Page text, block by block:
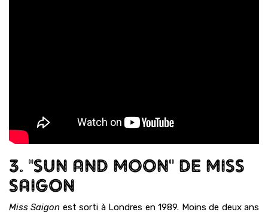
3. "SUN AND MOON" DE MISS
SAIGON
Miss Saigon est sorti à Londres en 1989. Moins de deux ans